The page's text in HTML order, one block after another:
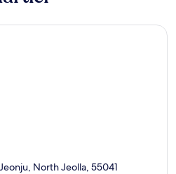
North Jeolla, 55041